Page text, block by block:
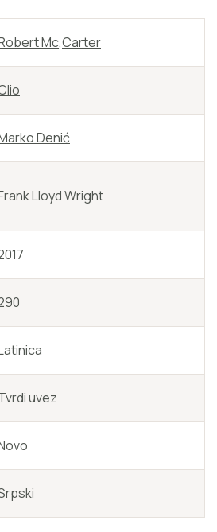
stvaralačka zaostavština i
Mc,Carter
Denić
Lloyd Wright
uvez